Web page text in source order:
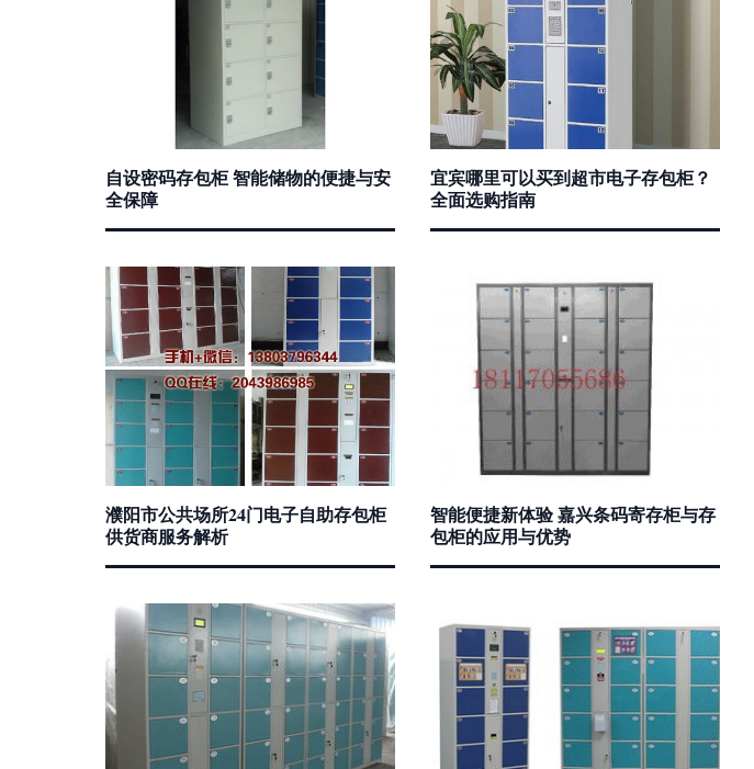
自设密码存包柜 智能储物的便捷与安
全保障
宜宾哪里可以买到超市电子存包柜？
全面选购指南
濮阳市公共场所24门电子自助存包柜
供货商服务解析
智能便捷新体验 嘉兴条码寄存柜与存
包柜的应用与优势